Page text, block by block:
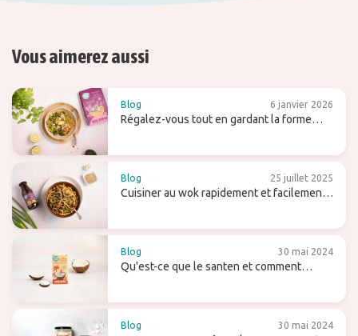
Vous aimerez aussi
Blog 6 janvier 2026
Régalez-vous tout en gardant la forme
Blog 25 juillet 2025
Cuisiner au wok rapidement et facilement -
Blog 30 mai 2024
Qu'est-ce que le santen et comment
Blog 30 mai 2024